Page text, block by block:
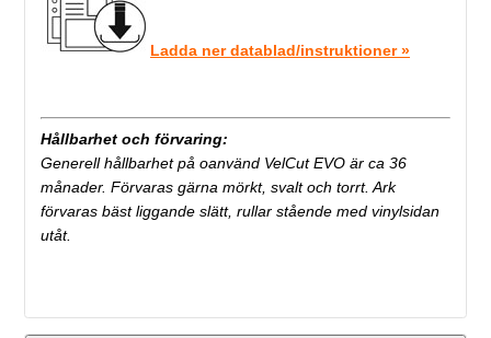
Ladda ner datablad/instruktioner »
Hållbarhet och förvaring:
Generell hållbarhet på oanvänd VelCut EVO är ca 36
månader. Förvaras gärna mörkt, svalt och torrt. Ark
förvaras bäst liggande slätt, rullar stående med vinylsidan
utåt.